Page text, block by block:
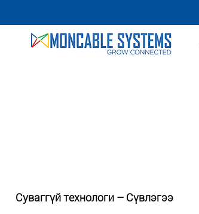
Суваггүй технологи – Сүвлэгээ